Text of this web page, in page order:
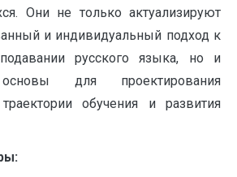
Они не только актуализируют
и индивидуальный подход к
русского языка, но и
для проектирования
обучения и развития